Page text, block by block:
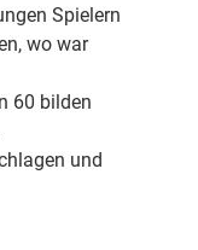
Spielern
wo war
60 bilden
und